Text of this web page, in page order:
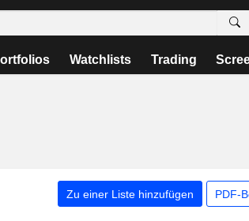
Watchlists Trading
Zu einer Liste hinzufügen PDF-